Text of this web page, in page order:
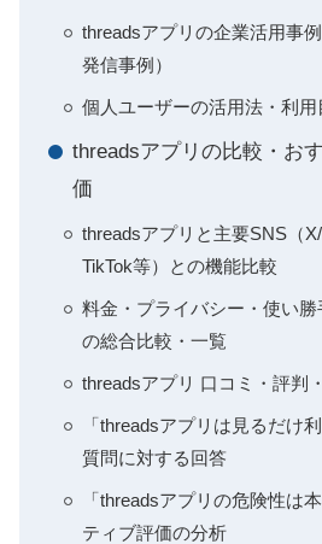
threadsアプリの企業活用事
発信事例）
個人ユーザーの活用法・利用
threadsアプリの比較・お
価
threadsアプリと主要SNS（
TikTok等）との機能比較
料金・プライバシー・使い
の総合比較・一覧
threadsアプリ 口コミ・評判
「threadsアプリは見るだけ
質問に対する回答
「threadsアプリの危険性は
ティブ評価の分析